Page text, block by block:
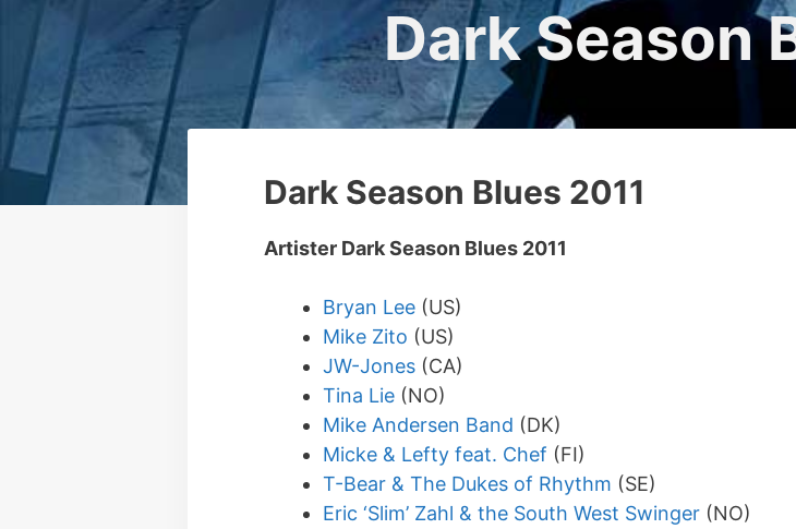
Dark Season
Dark Season Blues 2011
Artister Dark Season Blues 2011
Bryan Lee (US)
Mike Zito (US)
JW-Jones (CA)
Tina Lie (NO)
Mike Andersen Band (DK)
Micke & Lefty feat. Chef (FI)
T-Bear & The Dukes of Rhythm (SE)
Eric ‘Slim’ Zahl & the South West Swinger (NO)